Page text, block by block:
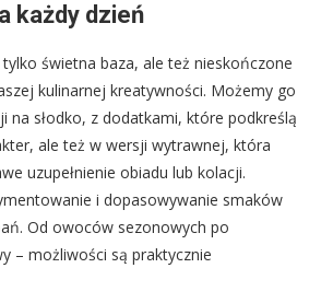
każdy dzień
świetna baza, ale też nieskończone
kulinarnej kreatywności. Możemy go
na słodko, z dodatkami, które podkreślą
ale też w wersji wytrawnej, która
uzupełnienie obiadu lub kolacji.
i dopasowywanie smaków
Od owoców sezonowych po
– możliwości są praktycznie